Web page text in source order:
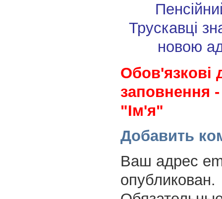
Трускавці
новою
Обов'язкові
заповнення
"Ім'я"
Добавить
Ваш адрес
опубликован.